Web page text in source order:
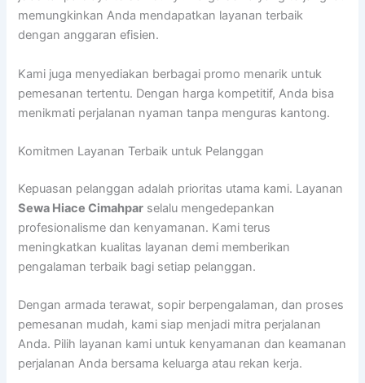
memungkinkan Anda mendapatkan layanan terbaik
dengan anggaran efisien.
Kami juga menyediakan berbagai promo menarik untuk
pemesanan tertentu. Dengan harga kompetitif, Anda bisa
menikmati perjalanan nyaman tanpa menguras kantong.
Komitmen Layanan Terbaik untuk Pelanggan
Kepuasan pelanggan adalah prioritas utama kami. Layanan
Sewa Hiace Cimahpar selalu mengedepankan
profesionalisme dan kenyamanan. Kami terus
meningkatkan kualitas layanan demi memberikan
pengalaman terbaik bagi setiap pelanggan.
Dengan armada terawat, sopir berpengalaman, dan proses
pemesanan mudah, kami siap menjadi mitra perjalanan
Anda. Pilih layanan kami untuk kenyamanan dan keamanan
perjalanan Anda bersama keluarga atau rekan kerja.